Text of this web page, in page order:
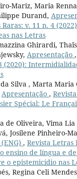
Mariz, Maria
Durand,
v. 11 n. 4
nas Letras
Ghirardi,
Apresentação ,
(2020):
Silva , Marta Maria
Apresentação ,
Spécial: Le
de Oliveira, Vima Lia
Josilene Pinheiro-
, Revista Letras
ensino de língua e
o epistemicídio nas
Regina Celi